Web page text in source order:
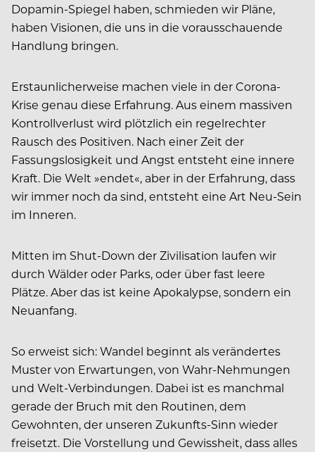
Dopamin-Spiegel haben, schmieden wir Pläne,
haben Visionen, die uns in die vorausschauende
Handlung bringen.
Erstaunlicherweise machen viele in der Corona-
Krise genau diese Erfahrung. Aus einem massiven
Kontrollverlust wird plötzlich ein regelrechter
Rausch des Positiven. Nach einer Zeit der
Fassungslosigkeit und Angst entsteht eine innere
Kraft. Die Welt »endet«, aber in der Erfahrung, dass
wir immer noch da sind, entsteht eine Art Neu-Sein
im Inneren.
Mitten im Shut-Down der Zivilisation laufen wir
durch Wälder oder Parks, oder über fast leere
Plätze. Aber das ist keine Apokalypse, sondern ein
Neuanfang.
So erweist sich: Wandel beginnt als verändertes
Muster von Erwartungen, von Wahr-Nehmungen
und Welt-Verbindungen. Dabei ist es manchmal
gerade der Bruch mit den Routinen, dem
Gewohnten, der unseren Zukunfts-Sinn wieder
freisetzt. Die Vorstellung und Gewissheit, dass alles